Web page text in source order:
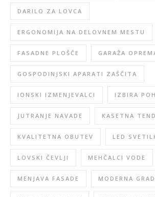
DARILO ZA LOVCA
ERGONOMIJA NA DELOVNEM MESTU
FASADNE PLOŠČE GARAŽA
GOSPODINJSKI APARATI ZAŠČITA
IONSKI IZMENJEVALCI IZBIRA
JUTRANJE NAVADE KASETNA
KVALITETNA OBUTEV LED
LOVSKI ČEVLJI MEHČALCI VODE
MENJAVA FASADE MODERNA